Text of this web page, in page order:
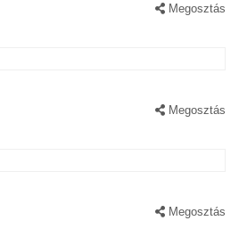
Megosztás
Megosztás
Megosztás